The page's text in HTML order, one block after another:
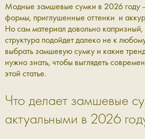
Модные замшевые сумки в 2026 году
формы, приглушенные оттенки и
Но сам материал довольно
структура подойдет далеко не к
выбрать замшевую сумку и какие
нужно знать, чтобы выглядеть
этой статье.
Что делает замшевые
актуальными в 2026